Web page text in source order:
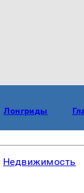
Лонгриды
Недвижимость